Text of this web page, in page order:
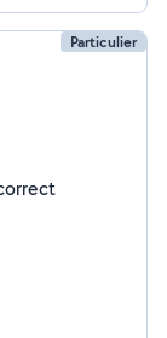
Particulier
correct